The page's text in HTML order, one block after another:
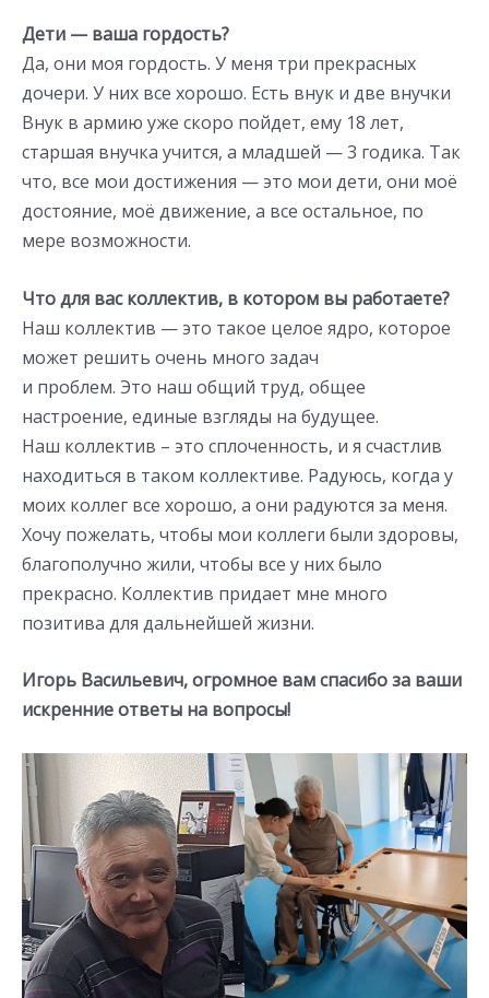
Дети — ваша гордость?
Да, они моя гордость. У меня три прекрасных
дочери. У них все хорошо. Есть внук и две внучки
Внук в армию уже скоро пойдет, ему 18 лет,
старшая внучка учится, а младшей — 3 годика. Так
что, все мои достижения — это мои дети, они моё
достояние, моё движение, а все остальное, по
мере возможности.
Что для вас коллектив, в котором вы работаете?
Наш коллектив — это такое целое ядро, которое
может решить очень много задач
и проблем. Это наш общий труд, общее
настроение, единые взгляды на будущее.
Наш коллектив – это сплоченность, и я счастлив
находиться в таком коллективе. Радуюсь, когда у
моих коллег все хорошо, а они радуются за меня.
Хочу пожелать, чтобы мои коллеги были здоровы,
благополучно жили, чтобы все у них было
прекрасно. Коллектив придает мне много
позитива для дальнейшей жизни.
Игорь Васильевич, огромное вам спасибо за ваши
искренние ответы на вопросы!